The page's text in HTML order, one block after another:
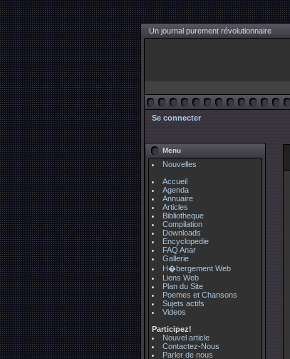
Un journal purement révolutionnaire
Se connecter
Menu
Nouvelles
Accueil
Agenda
Annuaire
Articles
Bibliotheque
Compilation
Downloads
Encyclopedie
FAQ Anar
Gallerie
H�bergement Web
Liens Web
Plan du Site
Poemes et Chansons
Sujets actifs
Videos
Participez!
Nouvel article
Contactez-Nous
Parler de nous